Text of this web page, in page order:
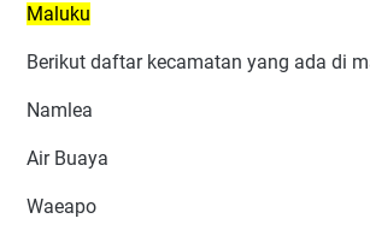
Maluku
Berikut daftar kecamatan yang ada di
Namlea
Air Buaya
Waeapo